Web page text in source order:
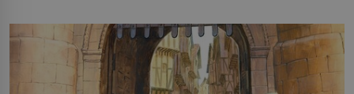
pře hned několik latinskoamerických zemí a k tomu
Francie, kde se traduje,